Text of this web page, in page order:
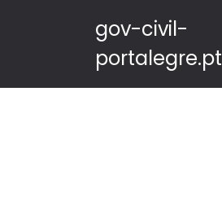
gov-civil-
portalegre.pt